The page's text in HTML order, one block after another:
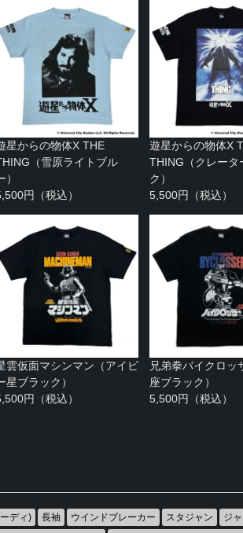
星からの物体X THE
（雪原ライトブル
）
円（税込）
遊星からの物体X
THING（クレータ
ク）
5,500円（税込）
雲仮面マシンマン（アイビ
星ブラック）
円（税込）
兄弟拳バイクロッ
座ブラック）
5,500円（税込）
ディ) 長袖 ウインドブレーカー スタジャン ジ